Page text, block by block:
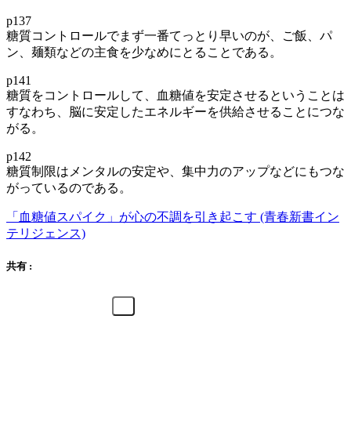
p137
糖質コントロールでまず一番てっとり早いのが、ご飯、パ
ン、麺類などの主食を少なめにとることである。
p141
糖質をコントロールして、血糖値を安定させるということは
すなわち、脳に安定したエネルギーを供給させることにつな
がる。
p142
糖質制限はメンタルの安定や、集中力のアップなどにもつな
がっているのである。
「血糖値スパイク」が心の不調を引き起こす (青春新書イン
テリジェンス)
共有 :